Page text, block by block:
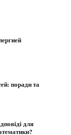
поради та
для